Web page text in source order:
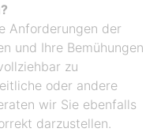
Anforderungen der
und Ihre Bemühungen
zu
oder andere
wir Sie ebenfalls
darzustellen.